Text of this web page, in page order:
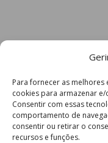
Para fornecer as
cookies para armazenar
Consentir com essas
comportamento de
consentir ou retirar o
recursos e funções.